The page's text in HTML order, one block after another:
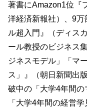
著書にAmazon1位『
洋経済新報社）、9
ル超入門』（ディス
ール教授のビジネス
ジネスモデル」「マ
ス」』（朝日新聞出
破中の「大学4年間の
「大学4年間の経営